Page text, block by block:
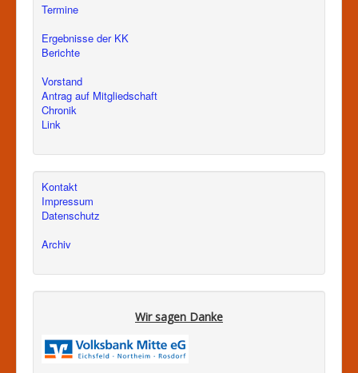
Termine
Ergebnisse der KK
Berichte
Vorstand
Antrag auf Mitgliedschaft
Chronik
Link
Kontakt
Impressum
Datenschutz
Archiv
Wir sagen Danke